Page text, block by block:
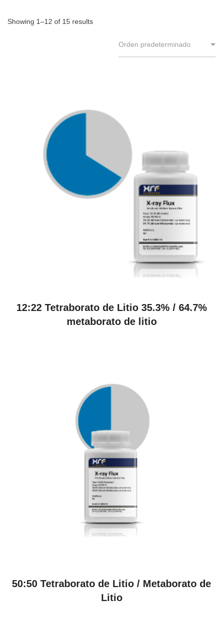
Showing 1–12 of 15 results
12:22 Tetraborato de Litio 35.3% / 64.7%
metaborato de litio
50:50 Tetraborato de Litio / Metaborato de
Litio